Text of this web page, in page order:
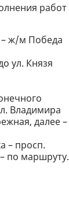
работ
ж/м Победа
ул. Князя
Владимира
далее –
– просп.
по маршруту.